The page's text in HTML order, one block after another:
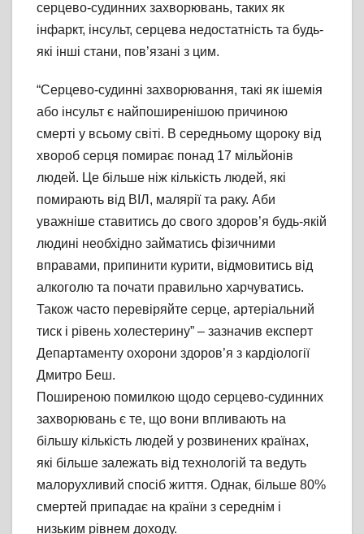
серцево-судинних захворювань, таких як
інфаркт, інсульт, серцева недостатність та будь-
які інші стани, пов’язані з цим.
“Серцево-судинні захворювання, такі як ішемія
або інсульт є найпоширенішою причиною
смерті у всьому світі. В середньому щороку від
хвороб серця помирає понад 17 мільйонів
людей. Це більше ніж кількість людей, які
помирають від ВІЛ, малярії та раку. Аби
уважніше ставитись до свого здоров’я будь-якій
людині необхідно займатись фізичними
вправами, припинити курити, відмовитись від
алкоголю та почати правильно харчуватись.
Також часто перевіряйте серце, артеріальний
тиск і рівень холестерину” – зазначив експерт
Департаменту охорони здоров’я з кардіології
Дмитро Беш.
Поширеною помилкою щодо серцево-судинних
захворювань є те, що вони впливають на
більшу кількість людей у ​​розвинених країнах,
які більше залежать від технологій та ведуть
малорухливий спосіб життя. Однак, більше 80%
смертей припадає на країни з середнім і
низьким рівнем доходу.